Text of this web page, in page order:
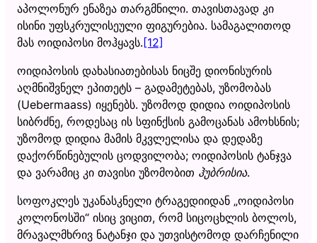
აპოლონურ ენაზეა თარგმნილი. თავისთავად კი
ისინი უფსკრულისეული ფიგურებია. სამაგალითოდ
მას ოიდიპოსი მოჰყავს.[12]
ოიდიპოსის დახასიათებისას ნიცშე დიონისურის
აღმნიშვნელ ეპითეტს – გადამეტებას, უზომობას
(Uebermaass) იყენებს. უზომოდ დიდია ოიდიპოსის
სიბრძნე, როდესაც ის სფინქსის გამოცანას ამოხსნის;
უზომოდ დიდია მამის მკვლელისა და დედაზე
დაქორწინებულის ცოდვილობა; ოიდიპოსის ტანჯვა
და ვარამიც კი თავისი უზომობით ჰუბრისია.
სოფოკლეს უკანასკნელი ტრაგედიიდან „ოიდიპოსი
კოლონოსში“ ისიც ვიცით, რომ სიცოცხლის ბოლოს,
მრავალმხრივ ნატანჯი და უთვისტომოდ დარჩენილი